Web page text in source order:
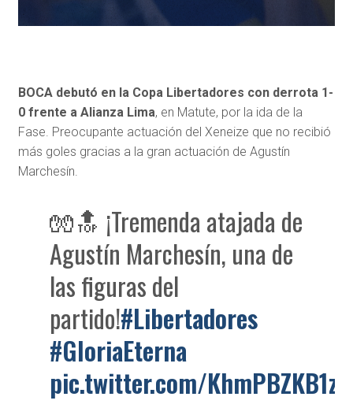
BOCA debutó en la Copa Libertadores con derrota 1-
0 frente a Alianza Lima, en Matute, por la ida de la
Fase. Preocupante actuación del Xeneize que no recibió
más goles gracias a la gran actuación de Agustín
Marchesín.
🧤🔝 ¡Tremenda atajada de
Agustín Marchesín, una de
las figuras del
partido!#Libertadores
#GloriaEterna
pic.twitter.com/KhmPBZKB1z